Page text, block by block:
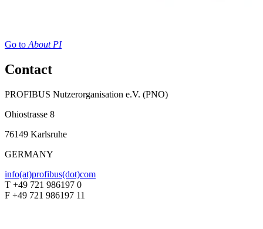
Go to About PI
Contact
PROFIBUS Nutzerorganisation e.V. (PNO)
Ohiostrasse 8
76149 Karlsruhe
GERMANY
info(at)profibus(dot)com
T +49 721 986197 0
F +49 721 986197 11